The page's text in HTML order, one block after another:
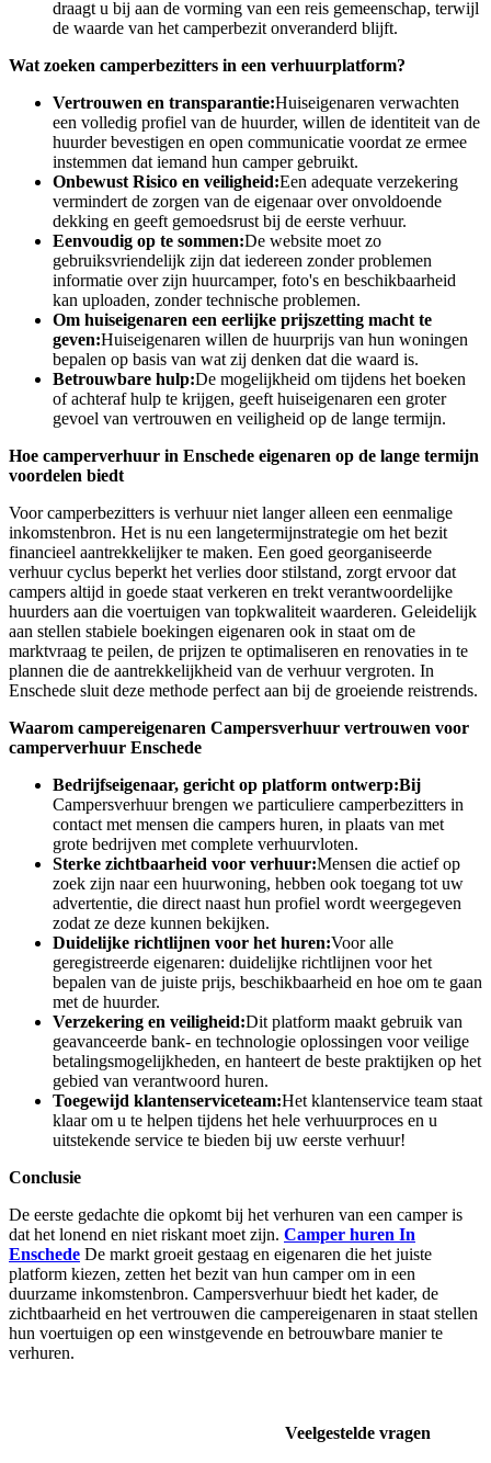
draagt ​​u bij aan de vorming van een reis gemeenschap, terwijl
de waarde van het camperbezit onveranderd blijft.
Wat zoeken camperbezitters in een verhuurplatform?
Vertrouwen en transparantie:Huiseigenaren verwachten
een volledig profiel van de huurder, willen de identiteit van de
huurder bevestigen en open communicatie voordat ze ermee
instemmen dat iemand hun camper gebruikt.
Onbewust Risico en veiligheid:Een adequate verzekering
vermindert de zorgen van de eigenaar over onvoldoende
dekking en geeft gemoedsrust bij de eerste verhuur.
Eenvoudig op te sommen:De website moet zo
gebruiksvriendelijk zijn dat iedereen zonder problemen
informatie over zijn huurcamper, foto's en beschikbaarheid
kan uploaden, zonder technische problemen.
Om huiseigenaren een eerlijke prijszetting macht te
geven:Huiseigenaren willen de huurprijs van hun woningen
bepalen op basis van wat zij denken dat die waard is.
Betrouwbare hulp:De mogelijkheid om tijdens het boeken
of achteraf hulp te krijgen, geeft huiseigenaren een groter
gevoel van vertrouwen en veiligheid op de lange termijn.
Hoe camperverhuur in Enschede eigenaren op de lange termijn
voordelen biedt
Voor camperbezitters is verhuur niet langer alleen een eenmalige
inkomstenbron. Het is nu een langetermijnstrategie om het bezit
financieel aantrekkelijker te maken. Een goed georganiseerde
verhuur cyclus beperkt het verlies door stilstand, zorgt ervoor dat
campers altijd in goede staat verkeren en trekt verantwoordelijke
huurders aan die voertuigen van topkwaliteit waarderen. Geleidelijk
aan stellen stabiele boekingen eigenaren ook in staat om de
marktvraag te peilen, de prijzen te optimaliseren en renovaties in te
plannen die de aantrekkelijkheid van de verhuur vergroten. In
Enschede sluit deze methode perfect aan bij de groeiende reistrends.
Waarom campereigenaren Campersverhuur vertrouwen voor
camperverhuur Enschede
Bedrijfseigenaar, gericht op platform ontwerp:Bij
Campersverhuur brengen we particuliere camperbezitters in
contact met mensen die campers huren, in plaats van met
grote bedrijven met complete verhuurvloten.
Sterke zichtbaarheid voor verhuur:Mensen die actief op
zoek zijn naar een huurwoning, hebben ook toegang tot uw
advertentie, die direct naast hun profiel wordt weergegeven
zodat ze deze kunnen bekijken.
Duidelijke richtlijnen voor het huren:Voor alle
geregistreerde eigenaren: duidelijke richtlijnen voor het
bepalen van de juiste prijs, beschikbaarheid en hoe om te gaan
met de huurder.
Verzekering en veiligheid:Dit platform maakt gebruik van
geavanceerde bank- en technologie oplossingen voor veilige
betalingsmogelijkheden, en hanteert de beste praktijken op het
gebied van verantwoord huren.
Toegewijd klantenserviceteam:Het klantenservice team staat
klaar om u te helpen tijdens het hele verhuurproces en u
uitstekende service te bieden bij uw eerste verhuur!
Conclusie
De eerste gedachte die opkomt bij het verhuren van een camper is
dat het lonend en niet riskant moet zijn. Camper huren In
Enschede De markt groeit gestaag en eigenaren die het juiste
platform kiezen, zetten het bezit van hun camper om in een
duurzame inkomstenbron. Campersverhuur biedt het kader, de
zichtbaarheid en het vertrouwen die campereigenaren in staat stellen
hun voertuigen op een winstgevende en betrouwbare manier te
verhuren.
Veelgestelde vragen